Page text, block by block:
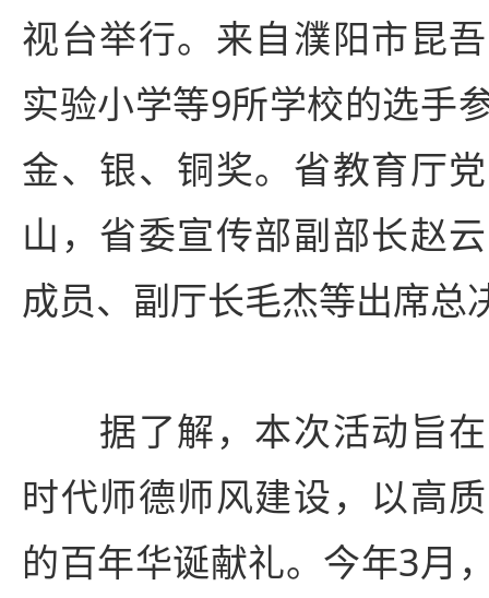
视台举行。来自濮阳市昆
实验小学等9所学校的选手
金、银、铜奖。省教育厅
山，省委宣传部副部长赵
成员、副厅长毛杰等出席总
据了解，本次活动旨在
时代师德师风建设，以高
的百年华诞献礼。今年3月